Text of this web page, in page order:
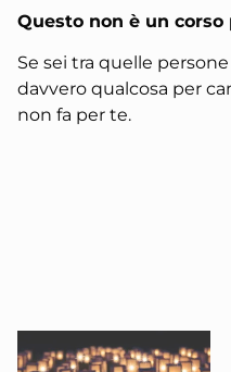
Questo non è un
Se sei tra quelle
davvero qualcosa per
non fa per te.